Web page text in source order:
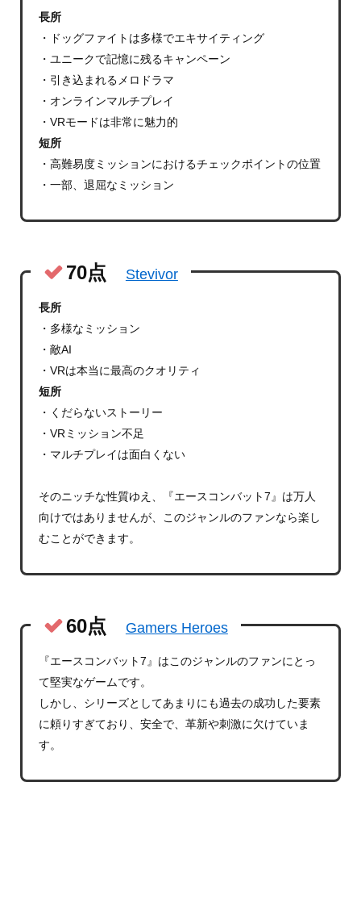
長所
・ドッグファイトは多様でエキサイティング
・ユニークで記憶に残るキャンペーン
・引き込まれるメロドラマ
・オンラインマルチプレイ
・VRモードは非常に魅力的
短所
・高難易度ミッションにおけるチェックポイントの位置
・一部、退屈なミッション
70点 Stevivor
長所
・多様なミッション
・敵AI
・VRは本当に最高のクオリティ
短所
・くだらないストーリー
・VRミッション不足
・マルチプレイは面白くない
そのニッチな性質ゆえ、『エースコンバット7』は万人
向けではありませんが、このジャンルのファンなら楽し
むことができます。
60点 Gamers Heroes
『エースコンバット7』はこのジャンルのファンにとっ
て堅実なゲームです。
しかし、シリーズとしてあまりにも過去の成功した要素
に頼りすぎており、安全で、革新や刺激に欠けていま
す。